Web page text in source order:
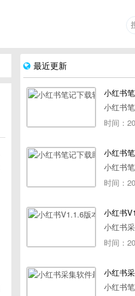
最近更新
时间：
小红书
时间：
小红书
时间：
小红书
小红书